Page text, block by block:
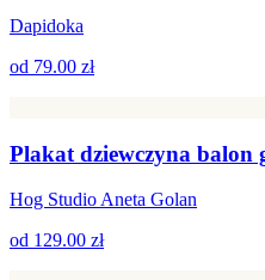
Dapidoka
od 79.00 zł
Plakat dziewczyna balon
Hog Studio Aneta Golan
od 129.00 zł